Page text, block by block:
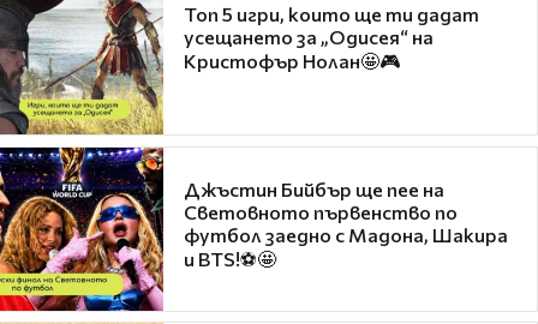
Топ 5 игри, които ще ти дадат
усещането за „Одисея“ на
Кристофър Нолан🤩🎮
Джъстин Бийбър ще пее на
Световното първенство по
футбол заедно с Мадона, Шакира
и BTS!⚽🤩